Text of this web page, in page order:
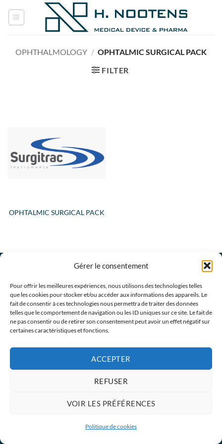
Gérer le consentement
Pour offrir les meilleures expériences, nous utilisons des technologies telles
que les cookies pour stocker et/ou accéder aux informations des appareils. Le
fait de consentir à ces technologies nous permettra de traiter des données
telles que le comportement de navigation ou les ID uniques sur ce site. Le fait de
ne pas consentir ou de retirer son consentement peut avoir un effet négatif sur
certaines caractéristiques et fonctions.
ACCEPTER
REFUSER
VOIR LES PRÉFÉRENCES
Politique de cookies
OPHTHALMOLOGY / OPHTALMIC SURGICAL PACK
FILTER
OPHTALMIC SURGICAL PACK
Do you want further information on our products or
services, or to arrange a visit with one of our
representatives? Please do not hesitate to contact
us.
CONTACT US
Terms & Conditions